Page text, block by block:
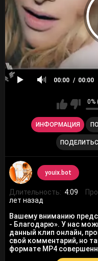
00:00 00:00
ИНФОРМАЦИЯ
youix.bot
Длительность: 4:09
лет назад
Вашему вниманию
- Благодарю». У нас
данный клип онлайн,
свой комментарий, но
формате MP4